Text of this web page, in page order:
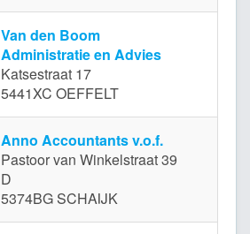
Van den Boom
Administratie en Advies
Katsestraat 17
5441XC OEFFELT
Anno Accountants v.o.f.
Pastoor van Winkelstraat 39
D
5374BG SCHAIJK